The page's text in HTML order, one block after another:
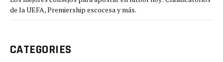
de la UEFA, Premiership escocesa y más.
CATEGORIES